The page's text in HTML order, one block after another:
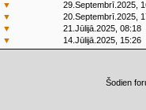
▼
29.Septembrī.2025,
▼
20.Septembrī.2025,
▼
21.Jūlijā.2025, 08:18
▼ 14.Jūlijā.2025, 15:26
Šodien